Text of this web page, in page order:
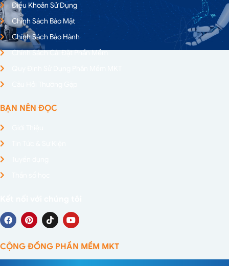
Điều Khoản Sử Dụng
Chính Sách Bảo Mật
Chính Sách Bảo Hành
Chính Sách Cài Đặt Phần Mềm
BẠN NÊN ĐỌC
CỘNG ĐỒNG PHẦN MỀM MKT